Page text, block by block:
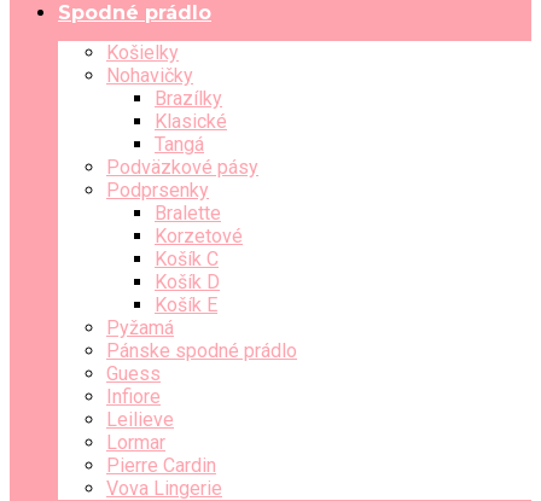
Spodné prádlo
Košielky
Nohavičky
Brazílky
Klasické
Tangá
Podväzkové pásy
Podprsenky
Bralette
Korzetové
Košík C
Košík D
Košík E
Pyžamá
Pánske spodné prádlo
Guess
Infiore
Leilieve
Lormar
Pierre Cardin
Vova Lingerie